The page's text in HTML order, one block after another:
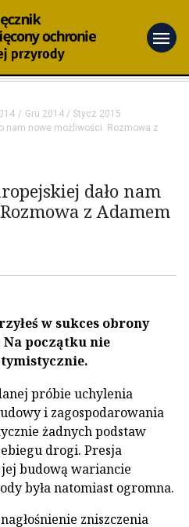
menu
Gru 2014 / Stycz 2015
nam nowe możliwości. Rozmowa z
dało nam
z Adamem
w sukces obrony
Na początku nie
próbie uchylenia
i zagospodarowania
żadnych podstaw
drogi. Presja
jej budową wariancie
była natomiast ogromna.
zniszczenia